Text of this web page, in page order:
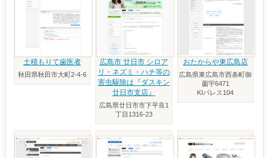
土積もりて歯医者
秋田県秋田市大町2-4-6
広島市 廿日市 シロア
リ・ネズミ・ハチ等の
害虫駆除は『ダスキン
廿日市支店』
広島県廿日市市下平良1
丁目1316-23
おたからや東広島店
広島県東広島市西条町御
薗宇6471
KIパレス104